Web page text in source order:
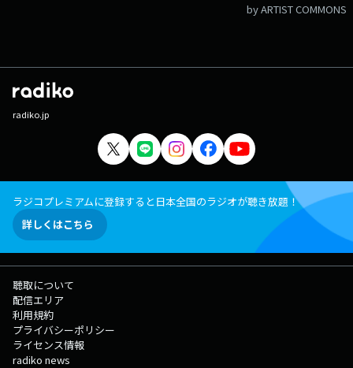
by ARTIST COMMONS
radiko.jp
ラジコプレミアムに登録すると日本全国のラジオが聴き放題！
詳しくはこちら
聴取について
配信エリア
利用規約
プライバシーポリシー
ライセンス情報
radiko news